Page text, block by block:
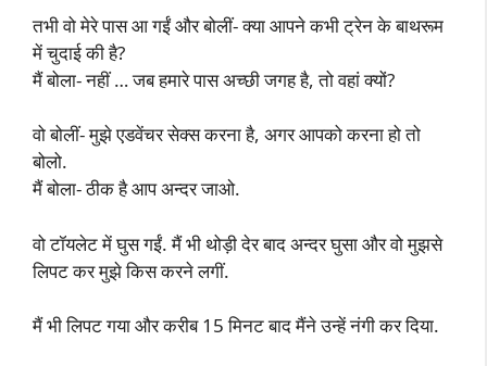
तभी वो मेरे पास आ गईं और बोलीं- क्या आपने कभी ट्रेन के बाथरूम
में चुदाई की है?
मैं बोला- नहीं … जब हमारे पास अच्छी जगह है, तो वहां क्यों?
वो बोलीं- मुझे एडवेंचर सेक्स करना है, अगर आपको करना हो तो
बोलो.
मैं बोला- ठीक है आप अन्दर जाओ.
वो टॉयलेट में घुस गईं. मैं भी थोड़ी देर बाद अन्दर घुसा और वो मुझसे
लिपट कर मुझे किस करने लगीं.
मैं भी लिपट गया और करीब 15 मिनट बाद मैंने उन्हें नंगी कर दिया.